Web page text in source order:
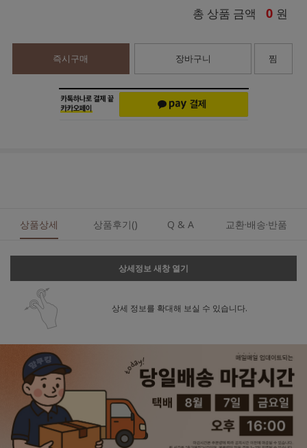
총 상품 금액 0 원
즉시구매 장바구니 찜
상품상세 상품후기() Q & A 교환·배송·반품
상세정보 새창 열기
상세 정보를 확대해 보실 수 있습니다.